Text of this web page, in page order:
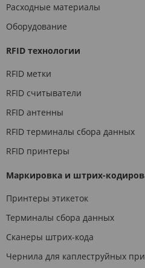
Расходные материалы
Оборудование
RFID технологии
RFID метки
RFID считыватели
RFID антенны
RFID терминалы сбора данных
RFID принтеры
Маркировка и штрих-
Принтеры этикеток
Терминалы сбора данных
Сканеры штрих-кода
Чернила для каплеструйных